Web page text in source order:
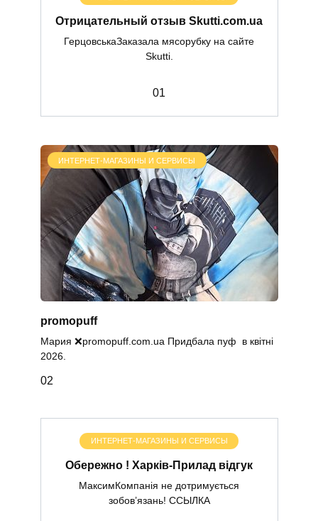
Отрицательный отзыв Skutti.com.ua
ГерцовськаЗаказала мясорубку на сайте
Skutti.
01
ИНТЕРНЕТ-МАГАЗИНЫ И СЕРВИСЫ
promopuff
Мария ❌promopuff.com.uа Придбала пуф в квітні
2026.
02
ИНТЕРНЕТ-МАГАЗИНЫ И СЕРВИСЫ
Обережно ! Харків-Прилад відгук
МаксимКомпанія не дотримується
зобов’язань! ССЫЛКА